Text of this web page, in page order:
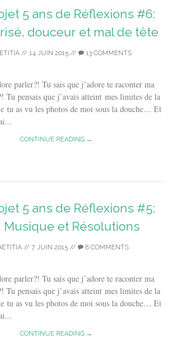
5 ans de Réflexions #6:
douceur et mal de tête
// 14 JUIN 2015// 13 COMMENTS
parler?! Tu sais que j’adore te raconter ma
Tu pensais que j’avais atteint mes limites de la
tu as vu les photos de moi sous la douche… Et
CONTINUE READING →
5 ans de Réflexions #5:
Musique et Résolutions
// 7 JUIN 2015 // 8 COMMENTS
parler?! Tu sais que j’adore te raconter ma
Tu pensais que j’avais atteint mes limites de la
tu as vu les photos de moi sous la douche… Et
CONTINUE READING →